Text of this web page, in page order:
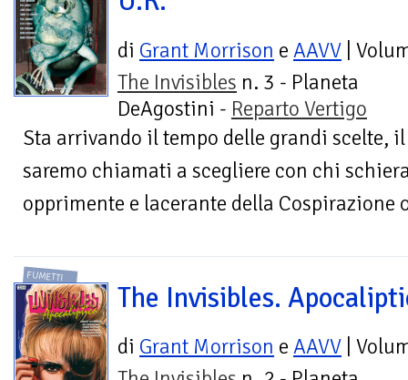
di Grant Morrison e AAVV |
The Invisibles n. 3 - Planeta
DeAgostini - Reparto Vertigo
Sta arrivando il tempo delle grandi scelte,
saremo chiamati a scegliere con chi
opprimente e lacerante della Cospirazione
FUMETTI
The Invisibles.
di Grant Morrison e AAVV |